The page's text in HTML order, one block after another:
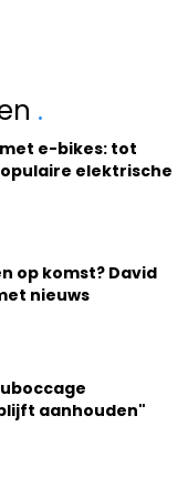
.
e-bikes: tot
elektrische
op komst? David
nieuws
aanhouden"